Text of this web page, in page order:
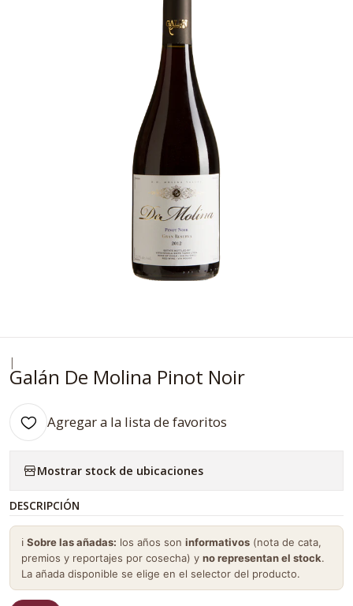
|
Galán De Molina Pinot Noir
Agregar a la lista de favoritos
Mostrar stock de ubicaciones
DESCRIPCIÓN
ℹ️ Sobre las añadas: los años son informativos (nota de cata,
premios y reportajes por cosecha) y no representan el stock.
La añada disponible se elige en el selector del producto.